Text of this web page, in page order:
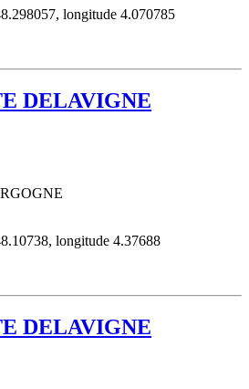
longitude 4.070785
DELAVIGNE
longitude 4.37688
DELAVIGNE